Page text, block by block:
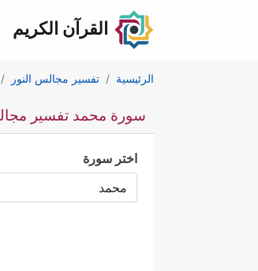
القرآن الكريم
الرئيسية تفسير مجالس النور
سورة محمد تفسير مجالس
اختر سورة